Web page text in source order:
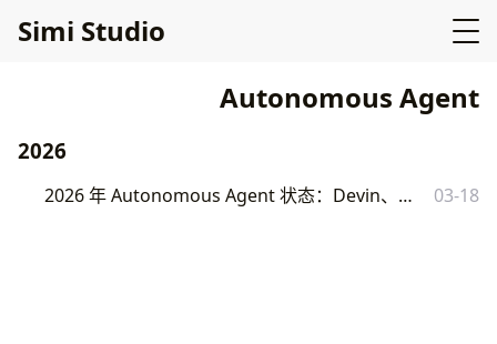
Simi Studio
Autonomous Agent
2026
2026 年 Autonomous Agent 状态：Devin、Manus、Cursor 的真实对比 03-18